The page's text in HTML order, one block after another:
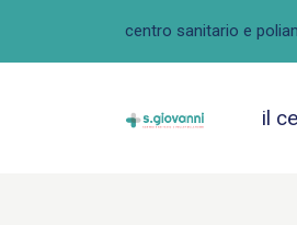
centro sanitario e
il